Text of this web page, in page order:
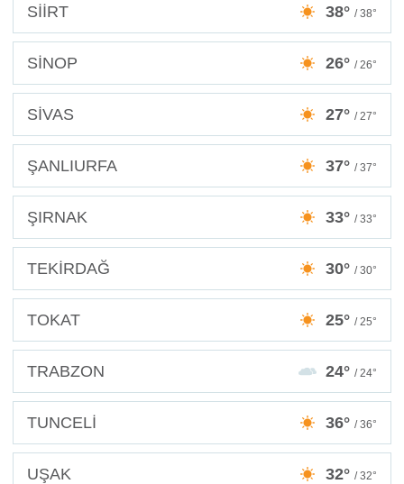
SİİRT 38° / 38°
SİNOP 26° / 26°
SİVAS 27° / 27°
ŞANLIURFA 37° / 37°
ŞIRNAK 33° / 33°
TEKİRDAĞ 30° / 30°
TOKAT 25° / 25°
TRABZON 24° / 24°
TUNCELİ 36° / 36°
UŞAK 32° / 32°